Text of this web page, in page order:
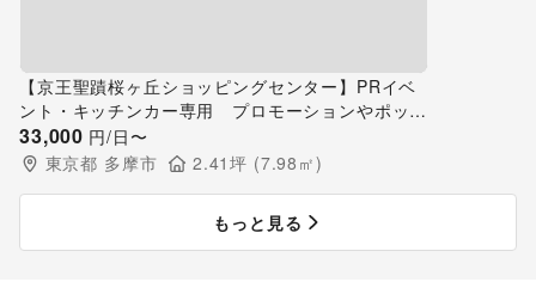
【京王聖蹟桜ヶ丘ショッピングセンター】PRイベ
ント・キッチンカー専用 プロモーションやポップ
アップストアに適したイベントスペース
33,000 円/日〜
東京都 多摩市 2.41坪 (7.98 ㎡)
もっと見る